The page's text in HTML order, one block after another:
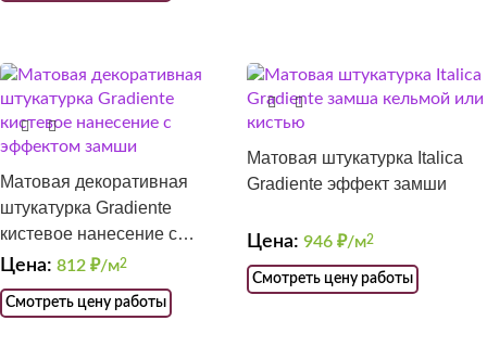
Матовая декоративная
штукатурка Gradiente
кистевое нанесение с
эффектом замши
Цена: 812 ₽/м2
Смотреть цену работы
Матовая штукатурка Italica
Gradiente эффект замши
Цена: 946 ₽/м2
Смотреть цену работы